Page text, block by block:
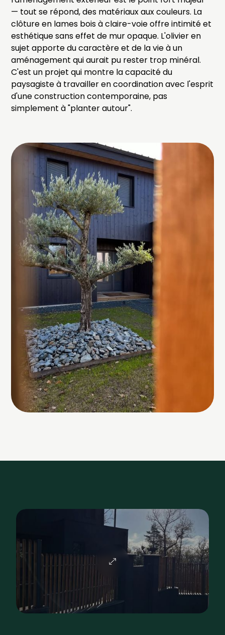
— tout se répond, des matériaux aux couleurs. La
clôture en lames bois à claire-voie offre intimité et
esthétique sans effet de mur opaque. L'olivier en
sujet apporte du caractère et de la vie à un
aménagement qui aurait pu rester trop minéral.
C'est un projet qui montre la capacité du
paysagiste à travailler en coordination avec l'esprit
d'une construction contemporaine, pas
simplement à "planter autour".